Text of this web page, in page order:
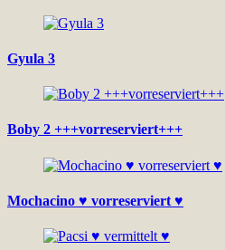
Gyula 3
Boby 2 +++vorreserviert+++
Mochacino ♥ vorreserviert ♥